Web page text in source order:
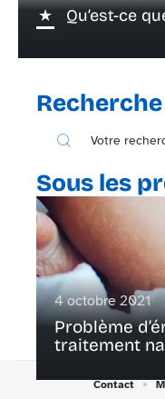
Qu’est-ce
Recherche
Sous les
4 octobre 2021
Problème
traitement
Contact